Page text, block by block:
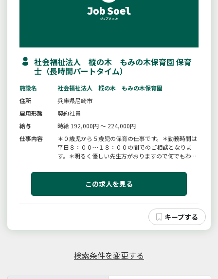
社会福祉法人 樅の木 もみの木保育園 保育
士（長時間パートタイム）
施設名
社会福祉法人 樅の木 もみの木保育園
住所
兵庫県尼崎市
雇用形態
契約社員
給与
時給 192,000円 ～ 224,000円
仕事内容
＊０歳児から５歳児の保育の仕事です。＊勤務時間は
平日８：００〜１８：００の間でのご相談となりま
す。＊明るく優しい先生方がおりますので何でもわか
この求人を見る
検索条件を変更する